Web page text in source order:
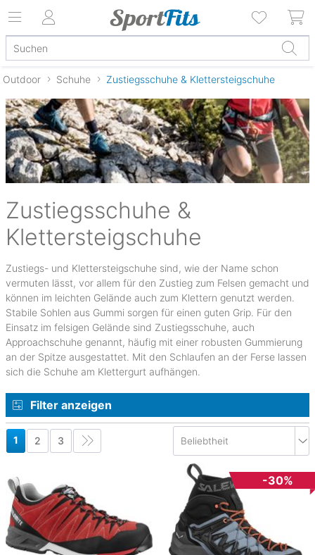
Outdoor Schuhe Zustiegsschuhe & Klettersteigschuhe
Zustiegsschuhe &
Klettersteigschuhe
Zustiegs- und Klettersteigschuhe sind, wie der Name schon
vermuten lässt, vor allem für den Zustieg zum Felsen gemacht und
können im leichten Gelände auch zum Klettern genutzt werden.
Stabile Sohlen aus Gummi sorgen für einen guten Grip. Für den
Einsatz im felsigen Gelände sind Zustiegsschuhe, auch
Approachschuhe genannt, häufig mit einer robusten Gummierung
an der Spitze ausgestattet. Mit den Schlaufen an der Ferse lassen
sich die Schuhe am Klettergurt aufhängen.
Filter anzeigen
1 2 3
-30%